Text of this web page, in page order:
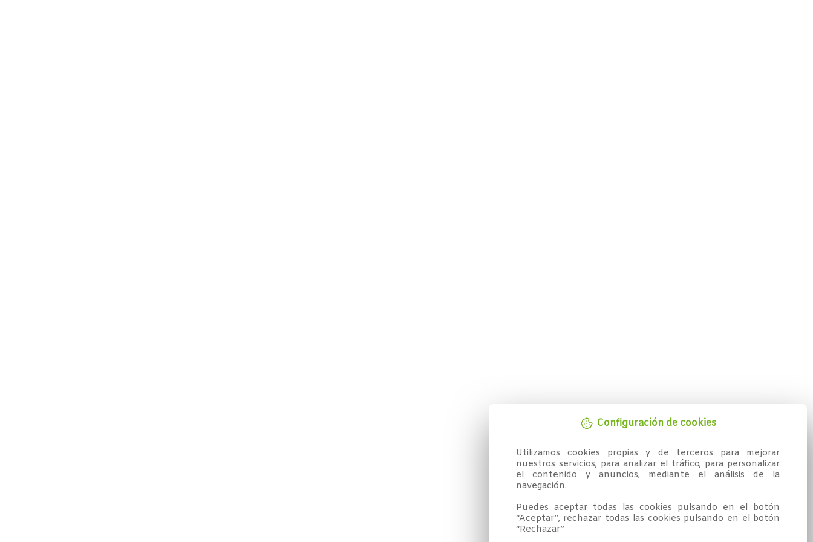
Configuración de cookies
Utilizamos cookies propias y de terceros para mejorar
nuestros servicios, para analizar el tráfico, para personalizar
el contenido y anuncios, mediante el análisis de la
navegación.
Puedes aceptar todas las cookies pulsando en el botón
“Aceptar”, rechazar todas las cookies pulsando en el botón
“Rechazar”